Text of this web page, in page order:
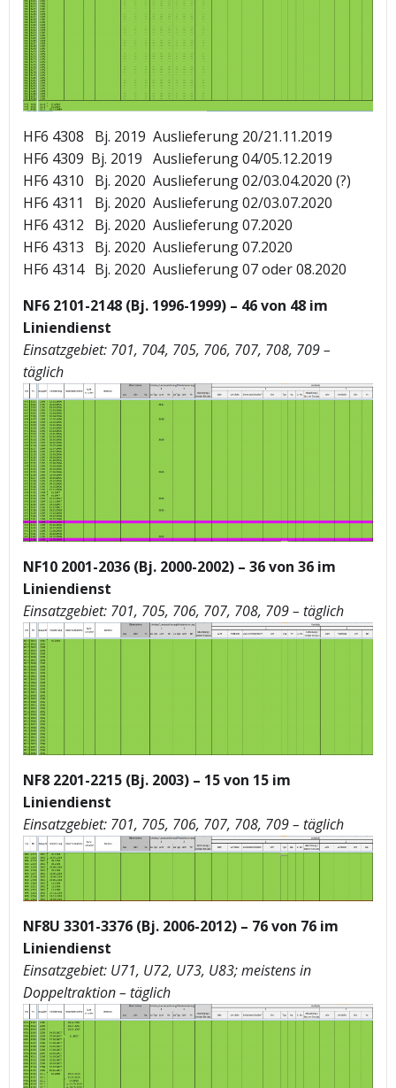
HF6 4308 Bj. 2019 Auslieferung 20/21.11.2019
HF6 4309 Bj. 2019 Auslieferung 04/05.12.2019
HF6 4310 Bj. 2020 Auslieferung 02/03.04.2020 (?)
HF6 4311 Bj. 2020 Auslieferung 02/03.07.2020
HF6 4312 Bj. 2020 Auslieferung 07.2020
HF6 4313 Bj. 2020 Auslieferung 07.2020
HF6 4314 Bj. 2020 Auslieferung 07 oder 08.2020
NF6 2101-2148 (Bj. 1996-1999) – 46 von 48 im
Liniendienst
Einsatzgebiet: 701, 704, 705, 706, 707, 708, 709 –
täglich
NF10 2001-2036 (Bj. 2000-2002) – 36 von 36 im
Liniendienst
Einsatzgebiet: 701, 705, 706, 707, 708, 709 – täglich
NF8 2201-2215 (Bj. 2003) – 15 von 15 im
Liniendienst
Einsatzgebiet: 701, 705, 706, 707, 708, 709 – täglich
NF8U 3301-3376 (Bj. 2006-2012) – 76 von 76 im
Liniendienst
Einsatzgebiet: U71, U72, U73, U83; meistens in
Doppeltraktion – täglich